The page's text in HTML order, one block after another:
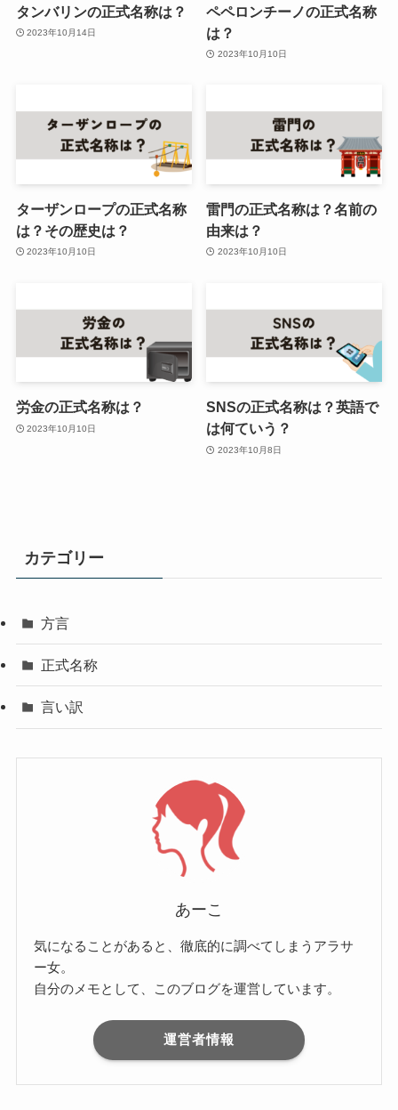
タンバリンの正式名称は？
2023年10月14日
ペペロンチーノの正式名称
は？
2023年10月10日
ターザンロープの正式名称
は？その歴史は？
2023年10月10日
雷門の正式名称は？名前の
由来は？
2023年10月10日
労金の正式名称は？
2023年10月10日
SNSの正式名称は？英語で
は何ていう？
2023年10月8日
カテゴリー
方言
正式名称
言い訳
あーこ
気になることがあると、徹底的に調べてしまうアラサ
ー女。
自分のメモとして、このブログを運営しています。
運営者情報